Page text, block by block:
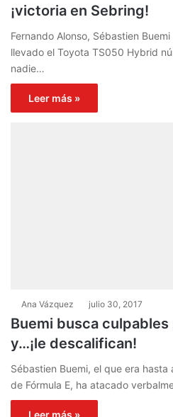
¡victoria en Sebring!
Fernando Alonso, Sébastien
llevado el Toyota TS050 Hybrid
nadie…
Leer más »
Ana Vázquez julio 30, 2017
Buemi busca
y…¡le descalifican!
Sébastien Buemi, el que era
de Fórmula E, ha atacado
Leer más »